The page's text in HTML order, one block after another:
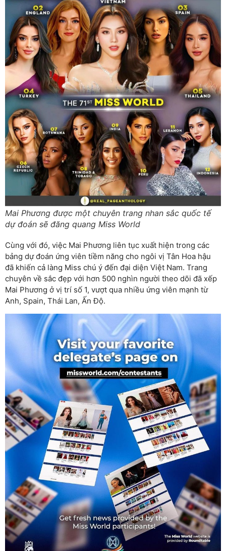
Mai Phương được một chuyên trang nhan sắc quốc tế
dự đoán sẽ đăng quang Miss World
Cùng với đó, việc Mai Phương liên tục xuất hiện trong các
bảng dự đoán ứng viên tiềm năng cho ngôi vị Tân Hoa hậu
đã khiến cả làng Miss chú ý đến đại diện Việt Nam. Trang
chuyên về sắc đẹp với hơn 500 nghìn người theo dõi đã xếp
Mai Phương ở vị trí số 1, vượt qua nhiều ứng viên mạnh từ
Anh, Spain, Thái Lan, Ấn Độ.